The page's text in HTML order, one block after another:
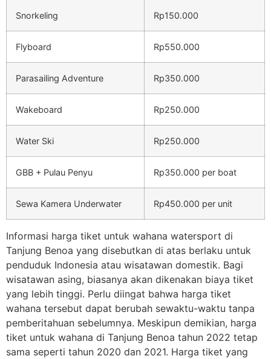
Snorkeling Rp150.000
Flyboard Rp550.000
Parasailing Adventure Rp350.000
Wakeboard Rp250.000
Water Ski Rp250.000
GBB + Pulau Penyu Rp350.000 per boat
Sewa Kamera Underwater Rp450.000 per unit
Informasi harga tiket untuk wahana watersport di
Tanjung Benoa yang disebutkan di atas berlaku untuk
penduduk Indonesia atau wisatawan domestik. Bagi
wisatawan asing, biasanya akan dikenakan biaya tiket
yang lebih tinggi. Perlu diingat bahwa harga tiket
wahana tersebut dapat berubah sewaktu-waktu tanpa
pemberitahuan sebelumnya. Meskipun demikian, harga
tiket untuk wahana di Tanjung Benoa tahun 2022 tetap
sama seperti tahun 2020 dan 2021. Harga tiket yang